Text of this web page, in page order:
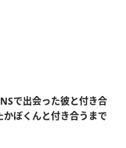
で出会った彼と付き合
ぼくんと付き合うまで